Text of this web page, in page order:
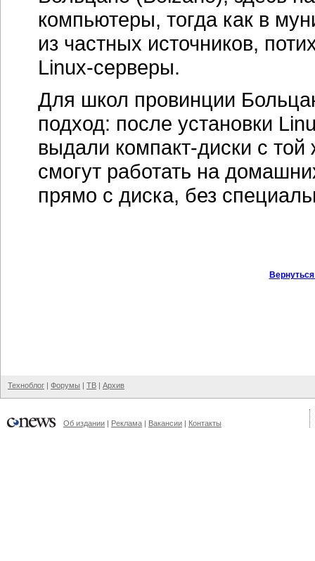
компьютеры, тогда как в
из частных источников,
Linux-серверы.
Для школ провинции
подход: после установки
выдали компакт-диски с той
смогут работать на
прямо с диска, без
Техноблог | Форумы | ТВ | Архив
Об издании | Реклама | Вакансии | Контакты